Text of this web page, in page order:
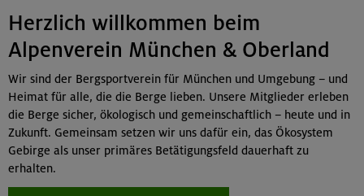
Herzlich willkommen beim
Alpenverein München & Oberland
Wir sind der Bergsportverein für München und Umgebung – und
Heimat für alle, die die Berge lieben. Unsere Mitglieder erleben
die Berge sicher, ökologisch und gemeinschaftlich – heute und in
Zukunft. Gemeinsam setzen wir uns dafür ein, das Ökosystem
Gebirge als unser primäres Betätigungsfeld dauerhaft zu
erhalten.